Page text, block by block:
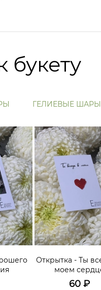
букету
ГЕЛИЕВЫЕ ШАРЫ
Открытка - Ты
моем
60₽